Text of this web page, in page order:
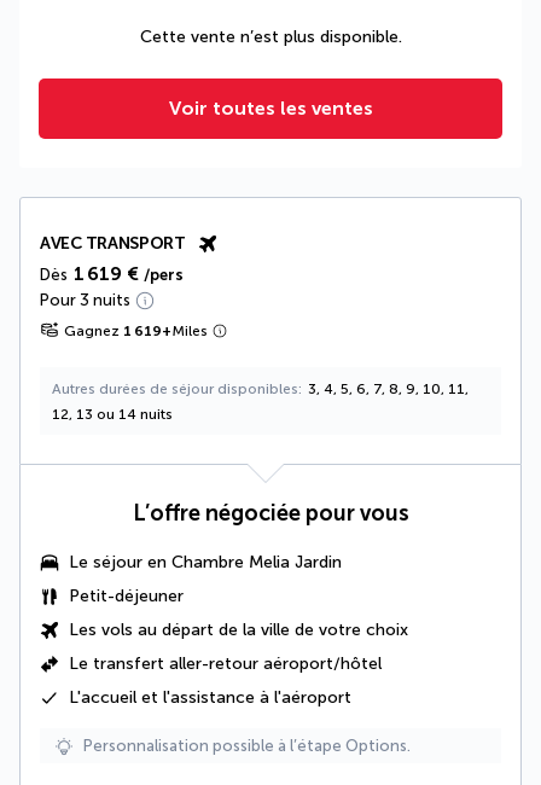
Cette vente n’est plus disponible.
Voir toutes les ventes
AVEC TRANSPORT
Dès 1 619 € /pers
Pour 3 nuits
Gagnez 1 619+Miles
Autres durées de séjour disponibles
3, 4, 5, 6, 7, 8, 9, 10, 11,
12, 13 ou 14 nuits
L’offre négociée pour vous
Le séjour en Chambre Melia Jardin
Petit-déjeuner
Les vols au départ de la ville de votre choix
Le transfert aller-retour aéroport/hôtel
L'accueil et l'assistance à l'aéroport
Personnalisation possible à l’étape Options.